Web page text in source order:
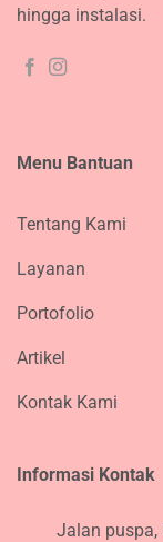
hingga instalasi.
Menu Bantuan
Tentang Kami
Layanan
Portofolio
Artikel
Kontak Kami
Informasi Kontak
Jalan puspa,